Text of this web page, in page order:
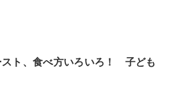
スト、食べ方いろいろ！ 子ども